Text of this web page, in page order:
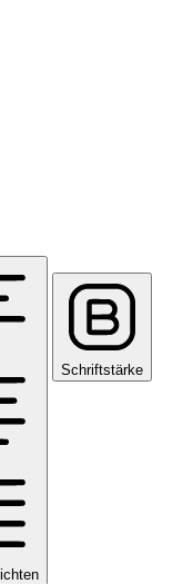
Schriftstärke